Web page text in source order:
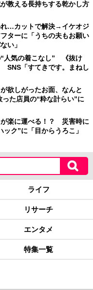
教える長持ちする乾かし方
れ…カットで解決→イケオジ
ターに「うちの夫もお願い
い」
“人気の着こなし” 《抜け
SNS「すてきです。まねし
欲しがったお面、なんと
た店員の“粋な計らい”に
楽に運べる！？ 災害時に
ク”に「目からうろこ」
ライフ
リサーチ
エンタメ
特集一覧